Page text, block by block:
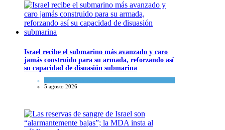
Israel recibe el submarino más avanzado y caro
jamás construido para su armada, reforzando así
su capacidad de disuasión submarina
5 agosto 2026